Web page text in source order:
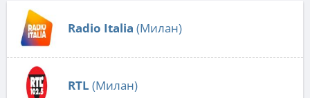
Radio Italia (Милан)
RTL (Милан)